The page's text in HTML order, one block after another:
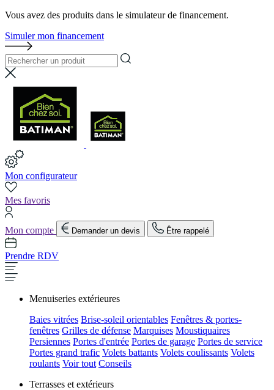
Vous avez des produits dans le simulateur de financement.
Simuler mon financement
Mon configurateur
Mes favoris
Mon compte Demander un devis Être rappelé
Prendre RDV
Menuiseries extérieures
Baies vitrées Brise-soleil orientables Fenêtres & portes-
fenêtres Grilles de défense Marquises Moustiquaires
Persiennes Portes d'entrée Portes de garage Portes de service
Portes grand trafic Volets battants Volets coulissants Volets
roulants Voir tout Conseils
Terrasses et extérieurs